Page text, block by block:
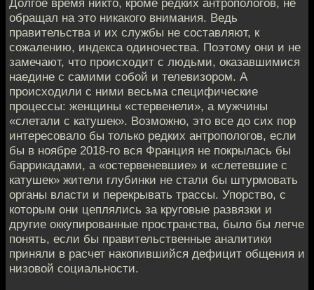
Долгое время никто, кроме редких антропологов, не
обращал на это никакого внимания. Ведь
правительства и их службы не составляют, к
сожалению, индекса одиночества. Поэтому они и не
замечают, что происходит с людьми, оказавшимися
наедине с самими собой и телевизором. А
происходили с ними весьма специфические
процессы: женщины «стервенели», а мужчины
«слетали с катушек». Возможно, это все до сих пор
интересовало бы только редких антропологов, если
бы в ноябре 2018-го вся Франция не покрылась бы
баррикадами, а «остервеневшие» и «слетевшие с
катушек» жители глубинки не стали бы штурмовать
органы власти и перекрывать трассы. Упорство, с
которым они цеплялись за круговые развязки и
другие оккупированные пространства, было бы легче
понять, если бы правительственные аналитики
приняли в расчет накопившийся дефицит общения и
низовой социальности.